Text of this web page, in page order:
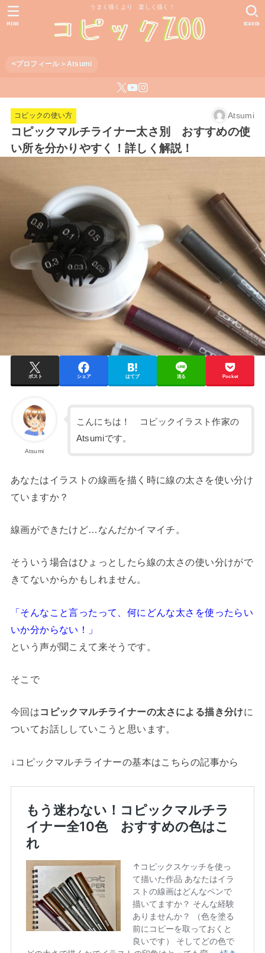
うまく描くより 楽しく描く！
<プロフィール＞Atsumi
SEARCH
MENU
コピックの使い方 Atsumi
コピックマルチライナー太さ別 おすすめの使
い所を分かりやすく！詳しく解説！
ポスト シェア はてブ 送る Pocket
Atsumi
こんにちは！ コピックイラスト作家の
Atsumiです。
あなたはイラストの線画を描く時に線の太さを使い分け
ていますか？
線画ができたけど…なんだかイマイチ。
そういう場合はひょっとしたら線の太さの使い分けがで
きてないからかもしれません。
「そんなこと言ったって、何にどんな太さを使ったらい
いか分からない！」
という声が聞こえて来そうです。
そこで
今回はコピックマルチライナーの太さによる描き分けに
ついてお話ししていこうと思います。
↓コピックマルチライナーの基本はこちらの記事から